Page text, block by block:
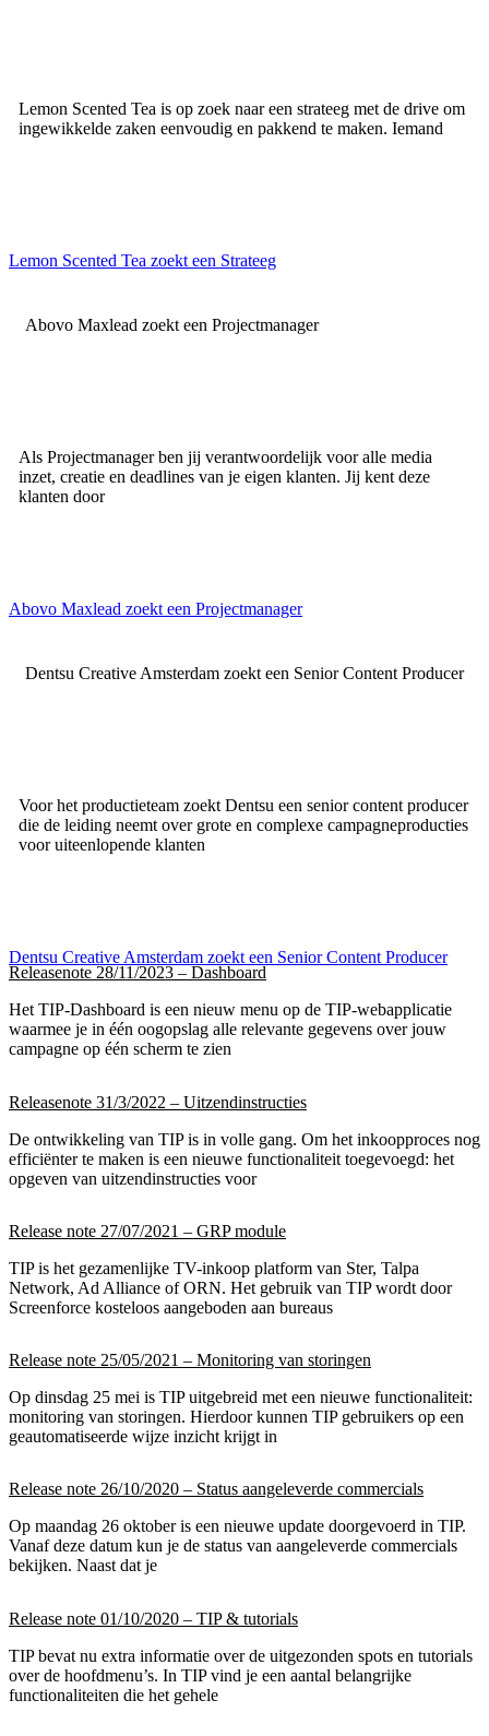
Lemon Scented Tea is op zoek naar een strateeg met de drive om
ingewikkelde zaken eenvoudig en pakkend te maken. Iemand
Lemon Scented Tea zoekt een Strateeg
Abovo Maxlead zoekt een Projectmanager
Als Projectmanager ben jij verantwoordelijk voor alle media
inzet, creatie en deadlines van je eigen klanten. Jij kent deze
klanten door
Abovo Maxlead zoekt een Projectmanager
Dentsu Creative Amsterdam zoekt een Senior Content Producer
Voor het productieteam zoekt Dentsu een senior content producer
die de leiding neemt over grote en complexe campagneproducties
voor uiteenlopende klanten
Dentsu Creative Amsterdam zoekt een Senior Content Producer
Releasenote 28/11/2023 – Dashboard
Het TIP-Dashboard is een nieuw menu op de TIP-webapplicatie
waarmee je in één oogopslag alle relevante gegevens over jouw
campagne op één scherm te zien
Releasenote 31/3/2022 – Uitzendinstructies
De ontwikkeling van TIP is in volle gang. Om het inkoopproces nog
efficiënter te maken is een nieuwe functionaliteit toegevoegd: het
opgeven van uitzendinstructies voor
Release note 27/07/2021 – GRP module
TIP is het gezamenlijke TV-inkoop platform van Ster, Talpa
Network, Ad Alliance of ORN. Het gebruik van TIP wordt door
Screenforce kosteloos aangeboden aan bureaus
Release note 25/05/2021 – Monitoring van storingen
Op dinsdag 25 mei is TIP uitgebreid met een nieuwe functionaliteit:
monitoring van storingen. Hierdoor kunnen TIP gebruikers op een
geautomatiseerde wijze inzicht krijgt in
Release note 26/10/2020 – Status aangeleverde commercials
Op maandag 26 oktober is een nieuwe update doorgevoerd in TIP.
Vanaf deze datum kun je de status van aangeleverde commercials
bekijken. Naast dat je
Release note 01/10/2020 – TIP & tutorials
TIP bevat nu extra informatie over de uitgezonden spots en tutorials
over de hoofdmenu’s. In TIP vind je een aantal belangrijke
functionaliteiten die het gehele